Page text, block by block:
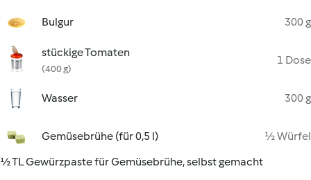
Bulgur 300 g
stückige Tomaten
(400 g)
1 Dose
Wasser 300 g
Gemüsebrühe (für 0,5 l)
½ Würfel
½ TL Gewürzpaste für Gemüsebrühe, selbst gemacht